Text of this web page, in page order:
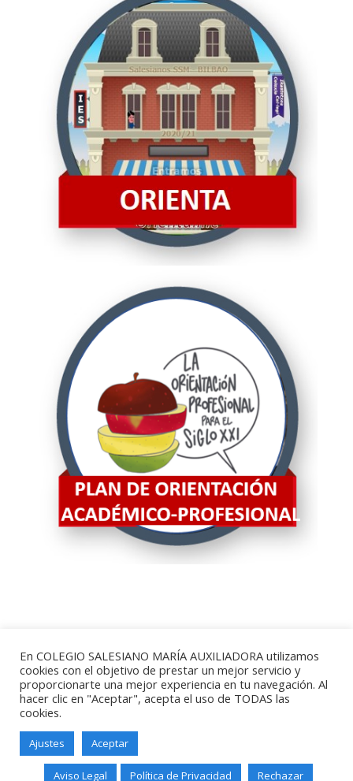
Salesianos Santander - Paseo de
Altamira, 73 - 39006 - Santander -
En COLEGIO SALESIANO MARÍA AUXILIADORA utilizamos
cookies con el objetivo de prestar un mejor servicio y
proporcionarte una mejor experiencia en tu navegación. Al
hacer clic en "Aceptar", acepta el uso de TODAS las
cookies.
Ajustes Aceptar
Aviso Legal Política de Privacidad Rechazar